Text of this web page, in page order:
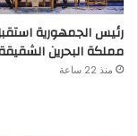
رئيس الجمهورية
مملكة البحرين
منذ 22 ساعة